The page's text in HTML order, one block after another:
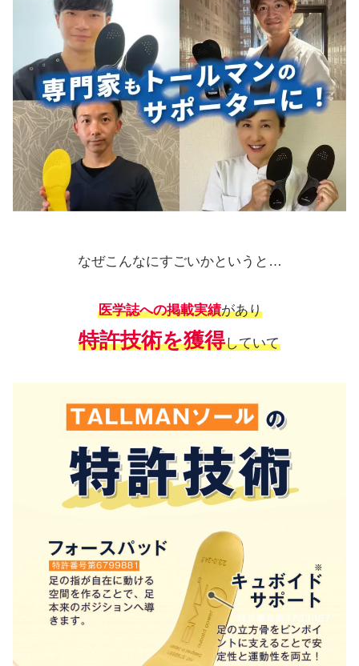
なぜこんなにすごいかというと…
医学誌への掲載実績があり
特許技術を獲得していて